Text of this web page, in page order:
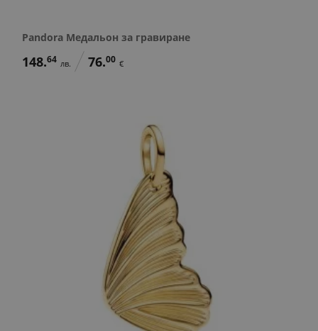
Pandora Медальон за гравиране
148.64 лв. 76.00 €